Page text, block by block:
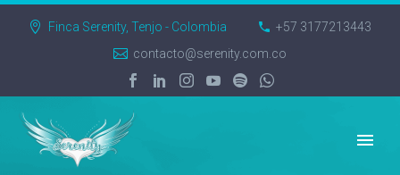
Finca Serenity, Tenjo - Colombia
+57 3177213443
contacto@serenity.com.co